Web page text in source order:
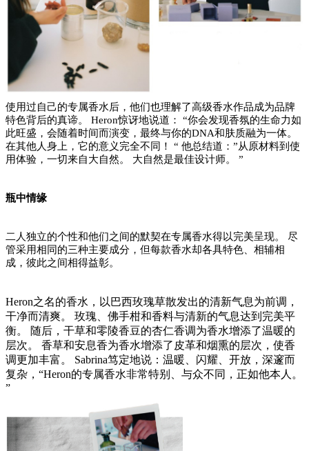
使用过自己的专属香水后，他们也理解了高级香水作品成为品牌
特色背后的真谛。
Heron惊讶地说道： “你会发现香氛的生命力如
此旺盛，会随着时间而演变，最终与你的DNA和肤质融为一体。
在其他人身上，它的意义完全不同！ “ 他总结道：”从原材料到使
用体验，一切来自大自然。 大自然是最佳设计师。 ”
瓶中情缘
二人独立的个性和他们之间的默契在专属香水得以完美呈现。
尽
管采用相同的三种主要成分，但每款香水却各具特色、相辅相
成，彼此之间相得益彰。
Heron之名的香水，以巴西玫瑰草散发出的清新气息为前调，
干净而清爽。 玫瑰、佛手柑和香料与清新的气息达到完美平
衡。 随后，干草和零陵香豆的杏仁香调为香水增添了温暖的
层次。 香草和安息香为香水增添了皮革和烟熏的层次，使香
调更加丰富。 Sabrina笃定地说：温暖、闪耀、开放，深邃而
复杂，“Heron的专属香水非常特别、与众不同，正如他本人。
”